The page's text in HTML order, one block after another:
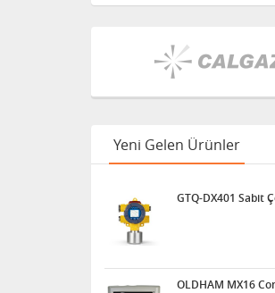
Yeni Gelen Ürünler
GTQ-DX401 Sabit
OLDHAM MX16